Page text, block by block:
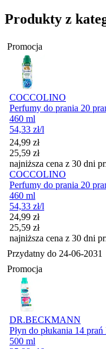
Produkty z
Promocja
COCCOLINO
Perfumy do prania 20
460 ml
54,33 zł/l
Cena promocyjna
24,99 zł
25,59 zł
najniższa cena z 30 dni
COCCOLINO
Perfumy do prania 20
460 ml
54,33 zł/l
Cena promocyjna
24,99 zł
25,59 zł
najniższa cena z 30 dni
Przydatny do 24-06-2031
Promocja
DR.BECKMANN
Płyn do płukania 14
500 ml